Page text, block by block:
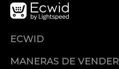
ECWID
Demo
MANERAS DE VENDER